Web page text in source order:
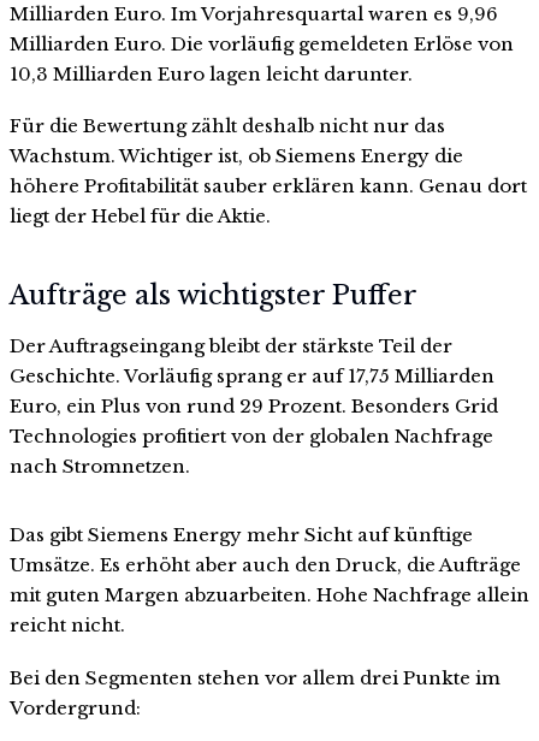
Milliarden Euro. Im Vorjahresquartal waren es 9,96
Milliarden Euro. Die vorläufig gemeldeten Erlöse von
10,3 Milliarden Euro lagen leicht darunter.
Für die Bewertung zählt deshalb nicht nur das
Wachstum. Wichtiger ist, ob Siemens Energy die
höhere Profitabilität sauber erklären kann. Genau dort
liegt der Hebel für die Aktie.
Aufträge als wichtigster Puffer
Der Auftragseingang bleibt der stärkste Teil der
Geschichte. Vorläufig sprang er auf 17,75 Milliarden
Euro, ein Plus von rund 29 Prozent. Besonders Grid
Technologies profitiert von der globalen Nachfrage
nach Stromnetzen.
Das gibt Siemens Energy mehr Sicht auf künftige
Umsätze. Es erhöht aber auch den Druck, die Aufträge
mit guten Margen abzuarbeiten. Hohe Nachfrage allein
reicht nicht.
Bei den Segmenten stehen vor allem drei Punkte im
Vordergrund: